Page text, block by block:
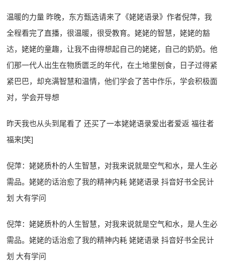
温暖的力量 昨晚，东方甄选请来了《姥姥语录》作者倪萍，我
全程看完了直播，很温暖，很受教育。姥姥的智慧，姥姥的豁
达，姥姥的童趣，让我不由得想起自己的姥姥，自己的奶奶。他
们那一代人出生在物质匮乏的年代，在土地里刨食，日子过得紧
紧巴巴，却充满智慧和温情，他们学会了苦中作乐，学会积极面
对，学会开导想
昨天我也从头到尾看了 还买了一本姥姥语录爱出者爱返 福往者
福来[笑]
倪萍：姥姥质朴的人生智慧，对我来说就是空气和水，是人生必
需品。姥姥的话治愈了我的精神内耗 姥姥语录 抖音好书全民计
划 大有学问
倪萍：姥姥质朴的人生智慧，对我来说就是空气和水，是人生必
需品。姥姥的话治愈了我的精神内耗 姥姥语录 抖音好书全民计
划 大有学问